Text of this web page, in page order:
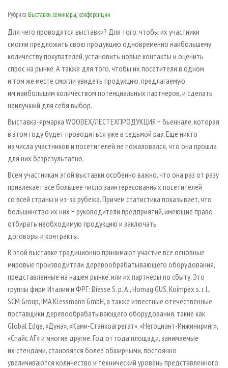
ДЕРЕВЯННОЕ ДОМОСТРОЕНИЕ
ПРОИЗВОДСТВО МЕБЕЛИ
БИОЭНЕРГЕТИКА
ЦБП
ИНСТРУМЕНТ И МАТЕРИАЛЫ
ОФИЦИАЛЬНЫЕ ДЕЛЕГАЦИИ
ПРИОРИТЕТНЫЕ ИНВЕСТПРОЕКТЫ
RUSSIAN FORESTRY REVIEW
ГАЗЕТА ЛЕСПРОМФОРУМ
БИБЛИОТЕКА СПЕЦИАЛИСТА
РЕКЛАМА
Рубрика Выставки, семинары, конференции
Для чего проводятся выставки? Для того, чтобы их участники
смогли предложить свою продукцию одновременно наибольшему
количеству покупателей, установить новые контакты и оценить
спрос на рынке. А также для того, чтобы их посетители в одном
и том же месте смогли увидеть продукцию, предлагаемую
им наибольшим количеством потенциальных партнеров, и сделать
наилучший для себя выбор.
Выставка-ярмарка WOODEX/ЛЕСТЕХПРОДУКЦИЯ − бьеннале, которая
в этом году будет проводиться уже в седьмой раз. Еще никто
из числа участников и посетителей не пожаловался, что она прошла
для них безрезультатно.
Всем участникам этой выставки особенно важно, что она раз от разу
привлекает все большее число заинтересованных посетителей
со всей страны и из-за рубежа. Причем статистика показывает, что
большинство их них − руководители предприятий, имеющие право
отбирать необходимую продукцию и заключать
договоры и контракты.
В этой выставке традиционно принимают участие все основные
мировые производители деревообрабатывающего оборудования,
представленные на нашем рынке, или их партнеры по сбыту. Это
группы фирм Италии и ФРГ: Biesse S. p. A., Homag GUS, Koimpex s. r. l.,
SCM Group, IMA Klessmann GmbH, а также известные отечественные
поставщики деревообрабатывающего оборудования, такие как
Global Edge, «Дуна», «Ками-Cтанкоагрегат», «Негоциант-Инжиниринг»,
«Спайс АГ» и многие другие. Год от года площади, занимаемые
их стендами, становятся более обширными, постоянно
увеличиваются количество и технический уровень представленного